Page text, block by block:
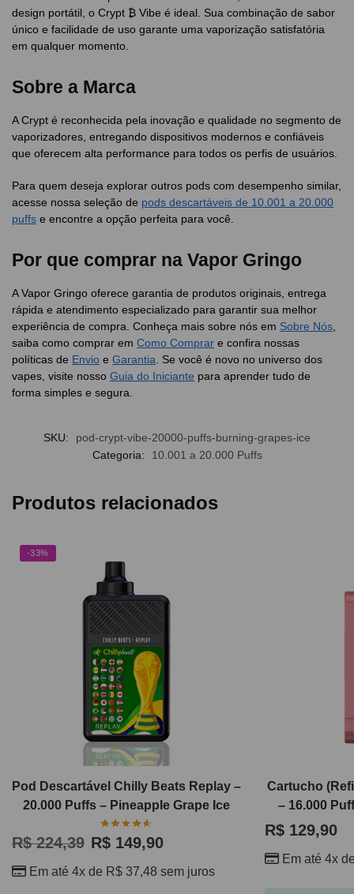
design portátil, o Crypt ₿ Vibe é ideal. Sua combinação de sabor
único e facilidade de uso garante uma vaporização satisfatória
em qualquer momento.
Sobre a Marca
A Crypt é reconhecida pela inovação e qualidade no segmento de
vaporizadores, entregando dispositivos modernos e confiáveis
que oferecem alta performance para todos os perfis de usuários.
Para quem deseja explorar outros pods com desempenho similar,
acesse nossa seleção de pods descartáveis de 10.001 a 20.000
puffs e encontre a opção perfeita para você.
Por que comprar na Vapor Gringo
A Vapor Gringo oferece garantia de produtos originais, entrega
rápida e atendimento especializado para garantir sua melhor
experiência de compra. Conheça mais sobre nós em Sobre Nós
saiba como comprar em Como Comprar e confira nossas
políticas de Envio e Garantia . Se você é novo no universo dos
vapes, visite nosso Guia do Iniciante para aprender tudo de
forma simples e segura.
SKU:
pod-crypt-vibe-20000-puffs-burning-grapes-ice
Categoria:
10.001 a 20.000 Puffs
Produtos relacionados
-33%
Pod Descartável Chilly Beats Replay –
20.000 Puffs – Pineapple Grape Ice
R$224,39 R$ 149,90
Em até 4x de R$ 37,48 sem juros
Cartucho
– 16.000
R$ 129,90
Em até 4x